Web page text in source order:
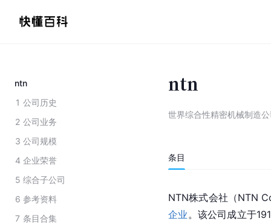
ntn
1 公司历史
2 公司业务
3 公司规模
4 企业荣誉
5 综合子公司
6 参考资料
7 条目合集
ntn
世界综合性精密机械制造
条目
NTN株式会社（NTN
企业 。该公司成立于